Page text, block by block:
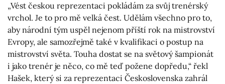
„Vést českou reprezentaci pokládám za svůj trenérský
vrchol. Je to pro mě velká čest. Udělám všechno pro to,
aby národní tým uspěl nejenom příští rok na mistrovství
Evropy, ale samozřejmě také v kvalifikaci o postup na
mistrovství světa. Touha dostat se na světový šampionát
i jako trenér je něco, co mě teď požene dopředu,“ řekl
Hašek, který si za reprezentaci Československa zahrál